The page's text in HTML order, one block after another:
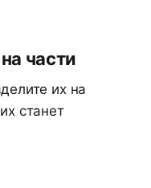
части
их на
станет